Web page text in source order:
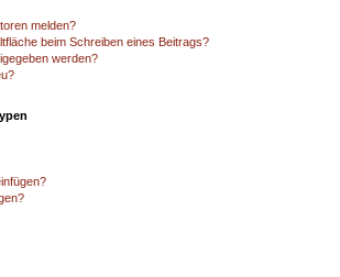
melden?
beim Schreiben eines Beitrags?
werden?